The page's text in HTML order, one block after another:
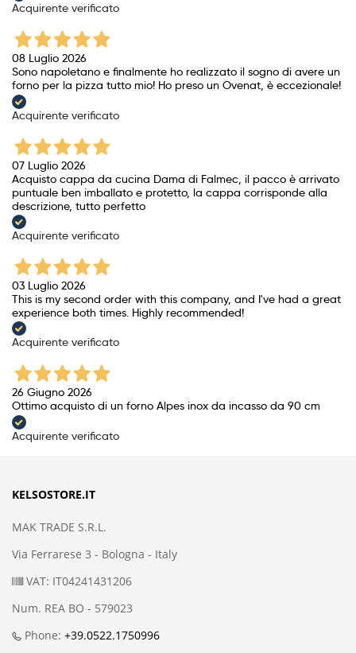
Acquirente verificato
08 Luglio 2026
Sono napoletano e finalmente ho realizzato il sogno di avere un
forno per la pizza tutto mio! Ho preso un Ovenat, è eccezionale!
Acquirente verificato
07 Luglio 2026
Acquisto cappa da cucina Dama di Falmec, il pacco è arrivato
puntuale ben imballato e protetto, la cappa corrisponde alla
descrizione, tutto perfetto
Acquirente verificato
03 Luglio 2026
This is my second order with this company, and I've had a great
experience both times. Highly recommended!
Acquirente verificato
26 Giugno 2026
Ottimo acquisto di un forno Alpes inox da incasso da 90 cm
Acquirente verificato
KELSOSTORE.IT
MAK TRADE S.R.L.
Via Ferrarese 3 - Bologna - Italy
VAT: IT04241431206
Num. REA BO - 579023
Phone: +39.0522.1750996